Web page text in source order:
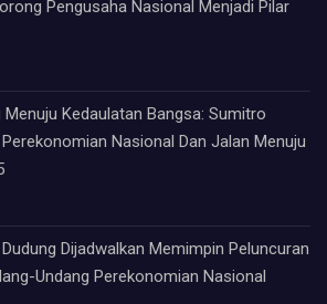
Pengusaha Nasional Menjadi Pilar
Menuju Kedaulatan Bangsa: Sumitro
Nasional Dan Jalan Menuju
Dijadwalkan Memimpin Peluncuran
Undang Perekonomian Nasional